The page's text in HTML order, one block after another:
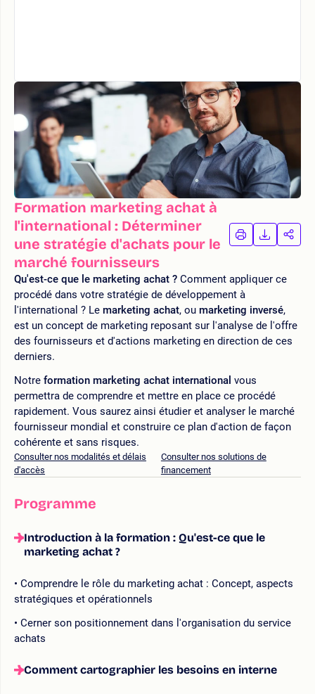
Formation marketing achat à
l'international : Déterminer
une stratégie d'achats pour le
marché fournisseurs
IMPRIMER
LA
LA
Qu'est-ce que le marketing achat ? Comment appliquer ce
procédé dans votre stratégie de développement à
l'international ? Le marketing achat, ou marketing inversé,
est un concept de marketing reposant sur l'analyse de l'offre
des fournisseurs et d'actions marketing en direction de ces
derniers.
Notre formation marketing achat international vous
permettra de comprendre et mettre en place ce procédé
rapidement. Vous saurez ainsi étudier et analyser le marché
fournisseur mondial et construire ce plan d'action de façon
cohérente et sans risques.
Consulter nos modalités et délais
d'accès
Consulter nos solutions de
financement
Programme
Introduction à la formation : Qu'est-ce que le
marketing achat ?
Comprendre le rôle du marketing achat : Concept, aspects
stratégiques et opérationnels
Cerner son positionnement dans l'organisation du service
achats
Comment cartographier les besoins en interne